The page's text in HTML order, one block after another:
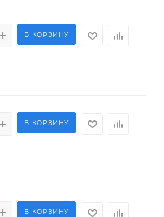
В КОРЗИНУ
В КОРЗИНУ
В КОРЗИНУ